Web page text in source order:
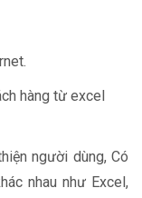
hàng từ excel
người dùng, Có
nhau như Excel,